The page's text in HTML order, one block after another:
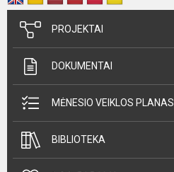
PROJEKTAI
DOKUMENTAI
MĖNESIO VEIKLOS PLANAS
BIBLIOTEKA